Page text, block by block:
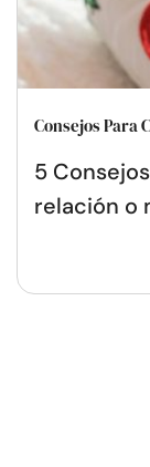
Consejos Para
5
relación o